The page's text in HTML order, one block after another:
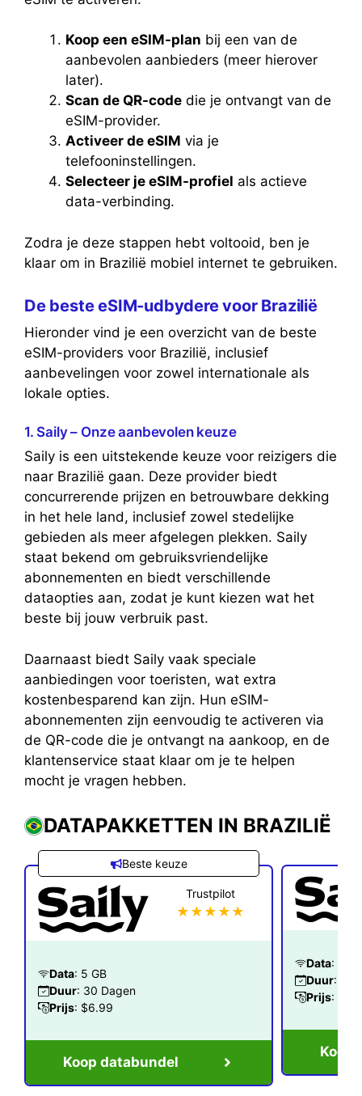
Koop een eSIM-plan bij een van de
aanbevolen aanbieders (meer hierover
later).
Scan de QR-code die je ontvangt van de
eSIM-provider.
Activeer de eSIM via je
telefooninstellingen.
Selecteer je eSIM-profiel als actieve
data-verbinding.
Zodra je deze stappen hebt voltooid, ben je
klaar om in Brazilië mobiel internet te gebruiken.
De beste eSIM-udbydere voor Brazilië
Hieronder vind je een overzicht van de beste
eSIM-providers voor Brazilië, inclusief
aanbevelingen voor zowel internationale als
lokale opties.
1. Saily – Onze aanbevolen keuze
Saily is een uitstekende keuze voor reizigers die
naar Brazilië gaan. Deze provider biedt
concurrerende prijzen en betrouwbare dekking
in het hele land, inclusief zowel stedelijke
gebieden als meer afgelegen plekken. Saily
staat bekend om gebruiksvriendelijke
abonnementen en biedt verschillende
dataopties aan, zodat je kunt kiezen wat het
beste bij jouw verbruik past.
Daarnaast biedt Saily vaak speciale
aanbiedingen voor toeristen, wat extra
kostenbesparend kan zijn. Hun eSIM-
abonnementen zijn eenvoudig te activeren via
de QR-code die je ontvangt na aankoop, en de
klantenservice staat klaar om je te helpen
mocht je vragen hebben.
DATAPAKKETTEN IN BRAZILIË
Beste keuze
Trustpilot
★★★★★
Data: 5 GB
Duur: 30 Dagen
Prijs: $6.99
Koop databundel
Data: 1 GB
Duur: 7
Prijs:
Koop